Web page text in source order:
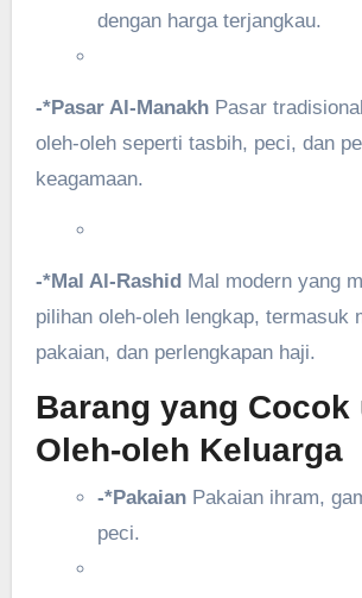
dengan harga terjangkau.
-*Pasar Al-ManakhPasar
oleh-oleh seperti tasbih, peci, dan
keagamaan.
-*Mal Al-Rashid Mal modern yang
pilihan oleh-oleh lengkap, termasuk
pakaian, dan perlengkapan haji.
Barang yang Cocok
Oleh-oleh Keluarga
-*PakaianPakaian ihram,
peci.